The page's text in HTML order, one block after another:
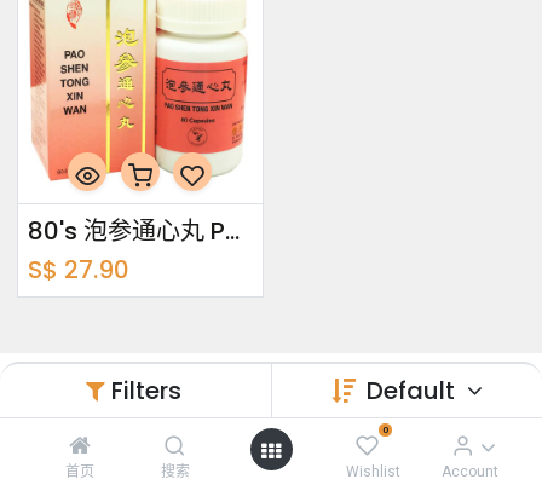
Filters Default
首页 搜索
0
Wishlist Account
80's 泡参通心丸 Pao Shen Tong Xin Wan
S$ 27.90
关于我们